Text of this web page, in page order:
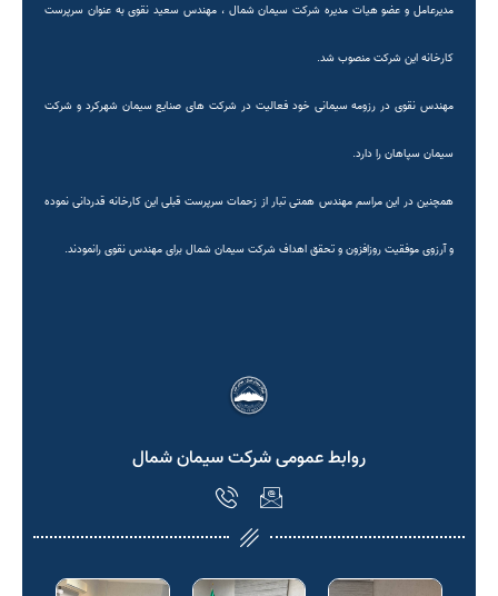
مدیرعامل و عضو هیات مدیره شرکت سیمان شمال ، مهندس سعید نقوی به عنوان سرپرست
کارخانه این شرکت منصوب شد.
مهندس نقوی در رزومه سیمانی خود فعالیت در شرکت های صنایع سیمان شهرکرد و شرکت
سیمان سپاهان را دارد.
همچنین در این مراسم مهندس همتی تبار از زحمات سرپرست قبلی این کارخانه قدردانی نموده
و آرزوی موفقیت روزافزون و تحقق اهداف شرکت سیمان شمال برای مهندس نقوی رانمودند.
روابط عمومی شرکت سیمان شمال